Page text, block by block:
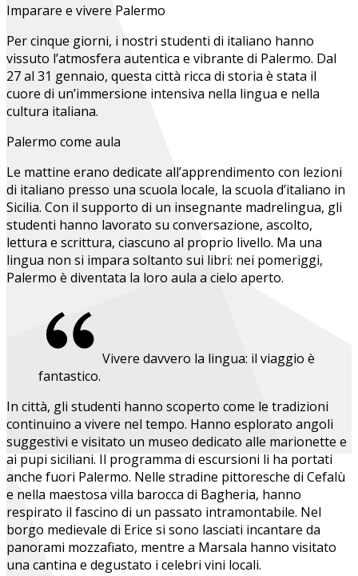
Imparare e vivere Palermo
Per cinque giorni, i nostri studenti di italiano hanno
vissuto l’atmosfera autentica e vibrante di Palermo. Dal
27 al 31 gennaio, questa città ricca di storia è stata il
cuore di un’immersione intensiva nella lingua e nella
cultura italiana.
Palermo come aula
Le mattine erano dedicate all’apprendimento con lezioni
di italiano presso una scuola locale, la scuola d’italiano in
Sicilia. Con il supporto di un insegnante madrelingua, gli
studenti hanno lavorato su conversazione, ascolto,
lettura e scrittura, ciascuno al proprio livello. Ma una
lingua non si impara soltanto sui libri: nei pomeriggi,
Palermo è diventata la loro aula a cielo aperto.
Vivere davvero la lingua: il viaggio è
fantastico.
In città, gli studenti hanno scoperto come le tradizioni
continuino a vivere nel tempo. Hanno esplorato angoli
suggestivi e visitato un museo dedicato alle marionette e
ai pupi siciliani. Il programma di escursioni li ha portati
anche fuori Palermo. Nelle stradine pittoresche di Cefalù
e nella maestosa villa barocca di Bagheria, hanno
respirato il fascino di un passato intramontabile. Nel
borgo medievale di Erice si sono lasciati incantare da
panorami mozzafiato, mentre a Marsala hanno visitato
una cantina e degustato i celebri vini locali.